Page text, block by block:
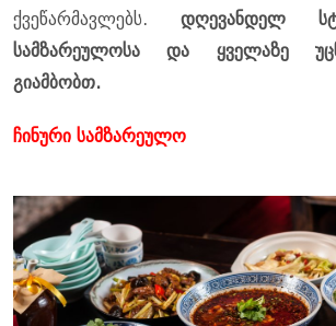
ქვეწარმავლებს. დღევანდელ
სამზარეულოსა და ყველაზე
გიამბობთ.
ჩინური სამზარეულო